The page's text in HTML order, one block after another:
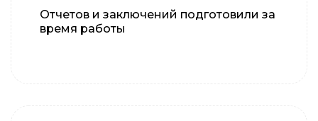
Отчетов и заключений подготовили за
время работы